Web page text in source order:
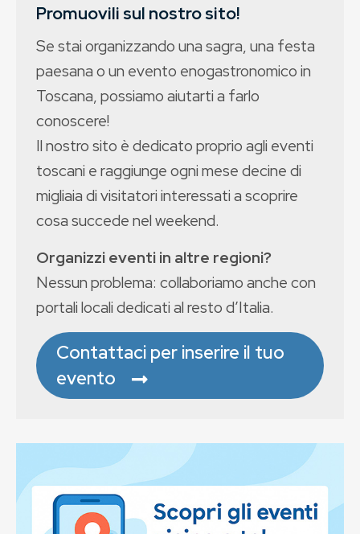
Promuovili sul nostro sito!
Se stai organizzando una sagra, una festa
paesana o un evento enogastronomico in
Toscana, possiamo aiutarti a farlo
conoscere!
Il nostro sito è dedicato proprio agli eventi
toscani e raggiunge ogni mese decine di
migliaia di visitatori interessati a scoprire
cosa succede nel weekend.
Organizzi eventi in altre regioni?
Nessun problema: collaboriamo anche con
portali locali dedicati al resto d’Italia.
Contattaci per inserire il tuo
evento